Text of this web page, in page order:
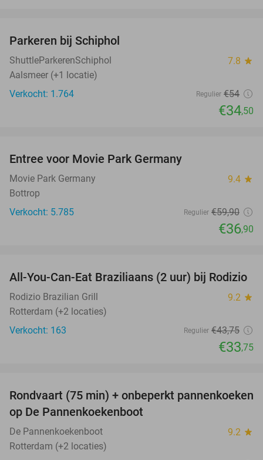
Parkeren bij Schiphol
ShuttleParkerenSchiphol 7.8 star
Aalsmeer (+1 locatie)
Verkocht: 1.764
Regulier €54
€34,50
Entree voor Movie Park Germany
Movie Park Germany 9.4 star
Bottrop
Verkocht: 5.785
Regulier €59,90
€36,90
23%
All-You-Can-Eat Braziliaans (2 uur) bij Rodizio
Rodizio Brazilian Grill 9.2 star
Rotterdam (+2 locaties)
Verkocht: 163
Regulier €43,75
€33,75
30%
Rondvaart (75 min) + onbeperkt pannenkoeken
op De Pannenkoekenboot
De Pannenkoekenboot 9.2 star
Rotterdam (+2 locaties)